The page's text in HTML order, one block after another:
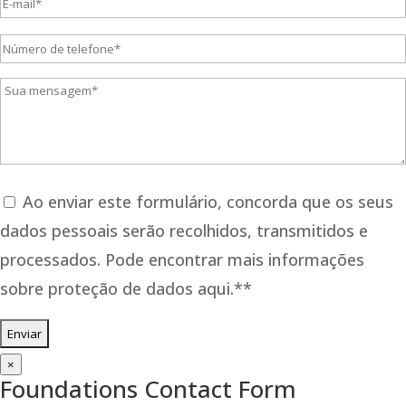
mail**
Número
de
telefone**
Sua
Consent*
Ao enviar este formulário, concorda que os seus
dados pessoais serão recolhidos, transmitidos e
processados. Pode encontrar mais informações
sobre proteção de dados aqui.**
×
Foundations Contact Form